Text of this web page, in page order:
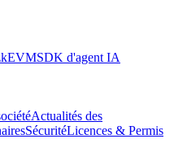
SDK d'agent IA
Actualités des
SécuritéLicences & Permis